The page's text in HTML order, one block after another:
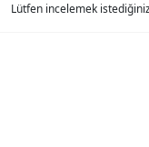
Lütfen incelemek